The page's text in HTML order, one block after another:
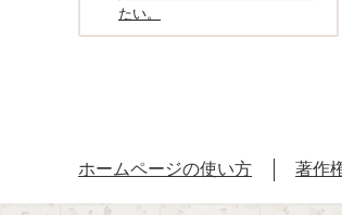
たい。
ホームページの使い方 著作